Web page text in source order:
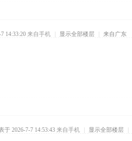
14:33:20 来自手机 显示全部楼层 来自广东
于 2026-7-7 14:53:43 来自手机 显示全部楼层